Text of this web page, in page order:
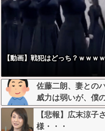
【動画】戦犯はどっち？ｗｗｗ
佐藤二朗、妻との
威力は弱いが、僕
【悲報】広末涼子
様・・・